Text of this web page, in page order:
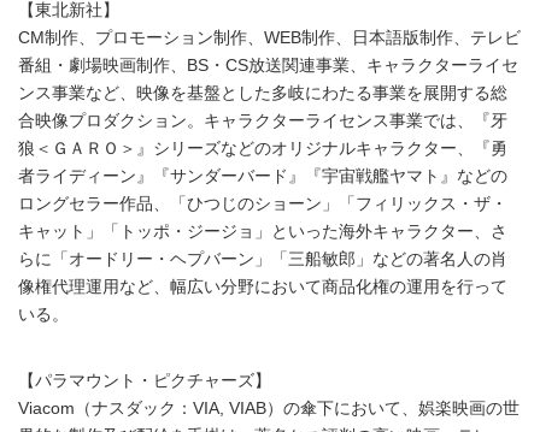
【東北新社】
CM制作、プロモーション制作、WEB制作、日本語版制作、テレビ
番組・劇場映画制作、BS・CS放送関連事業、キャラクターライセ
ンス事業など、映像を基盤とした多岐にわたる事業を展開する総
合映像プロダクション。キャラクターライセンス事業では、『牙
狼＜ＧＡＲＯ＞』シリーズなどのオリジナルキャラクター、『勇
者ライディーン』『サンダーバード』『宇宙戦艦ヤマト』などの
ロングセラー作品、「ひつじのショーン」「フィリックス・ザ・
キャット」「トッポ・ジージョ」といった海外キャラクター、さ
らに「オードリー・ヘプバーン」「三船敏郎」などの著名人の肖
像権代理運用など、幅広い分野において商品化権の運用を行って
いる。
【パラマウント・ピクチャーズ】
Viacom（ナスダック：VIA, VIAB）の傘下において、娯楽映画の世